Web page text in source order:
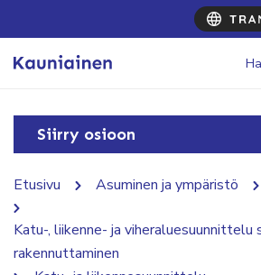
Siirry osioon
Etusivu Asuminen ja ympäristö
Katu-, liikenne- ja viheraluesuunnittelu
rakennuttaminen